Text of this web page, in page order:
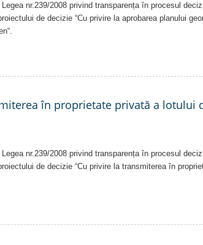
nr.239/2008 privind transparența în procesul
de decizie “Cu privire la aprobarea planului
în proprietate privată a lotului
nr.239/2008 privind transparența în procesul
de decizie “Cu privire la transmiterea în